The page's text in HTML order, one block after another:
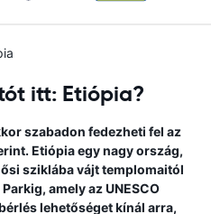
itt: Etiópia?
szabadon fedezheti fel az
Etiópia egy nagy ország,
sziklába vájt templomaitól
amely az UNESCO
lehetőséget kínál arra,